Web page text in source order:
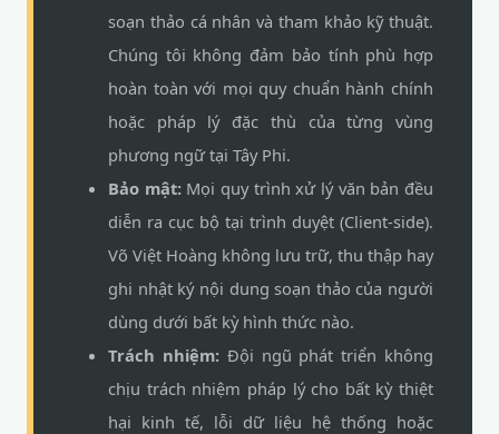
soạn thảo cá nhân và tham khảo kỹ thuật.
Chúng tôi không đảm bảo tính phù hợp
hoàn toàn với mọi quy chuẩn hành chính
hoặc pháp lý đặc thù của từng vùng
phương ngữ tại Tây Phi.
Bảo mật:Mọi quy trình xử lý văn bản đều
diễn ra cục bộ tại trình duyệt (Client-side).
Võ Việt Hoàng không lưu trữ, thu thập hay
ghi nhật ký nội dung soạn thảo của người
dùng dưới bất kỳ hình thức nào.
Trách nhiệm:Đội ngũ phát triển không
chịu trách nhiệm pháp lý cho bất kỳ thiệt
hại kinh tế, lỗi dữ liệu hệ thống hoặc